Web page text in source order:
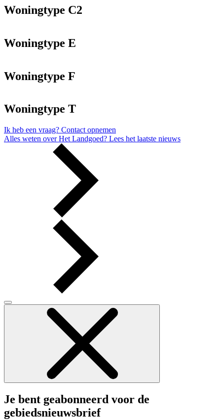
Woningtype C2
Woningtype E
Woningtype F
Woningtype T
Ik heb een vraag? Contact opnemen
Alles weten over Het Landgoed? Lees het laatste nieuws
Je bent geabonneerd voor de
gebiedsnieuwsbrief